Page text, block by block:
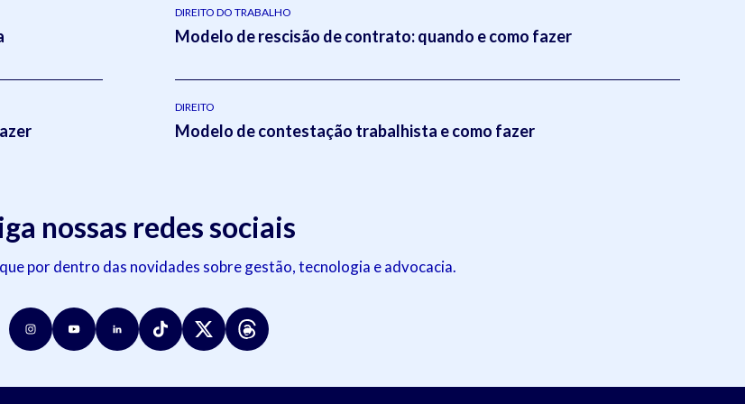
DIREITO DO TRABALHO
Modelo de rescisão de contrato: quando e como fazer
DIREITO
Modelo de contestação trabalhista e como fazer
nossas redes sociais
por dentro das novidades sobre gestão, tecnologia e advocacia.